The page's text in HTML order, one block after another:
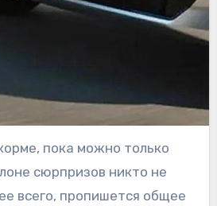
пока можно только
сюрпризов никто не
всего, пропишется общее